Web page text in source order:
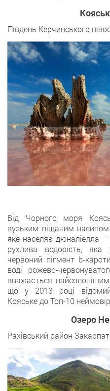
Південь Керчинського
Від Чорного моря
вузьким піщаним
яке населяє дюналіелла –
рухлива водорість,
червоний пігмент b-
воді рожево-
вважається найсолонішим
що у 2013 році
Кояське до Топ-10
Озеро
Рахівський район